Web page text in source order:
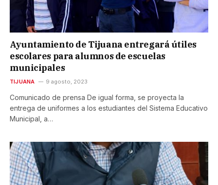
Ayuntamiento de Tijuana entregará útiles
escolares para alumnos de escuelas
municipales
TIJUANA 9 agosto, 2023
Comunicado de prensa De igual forma, se proyecta la
entrega de uniformes a los estudiantes del Sistema Educativo
Municipal, a…